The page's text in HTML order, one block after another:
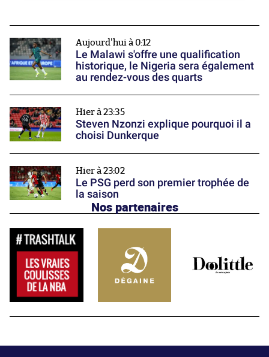
Aujourd'hui à 0:12
Le Malawi s'offre une qualification
historique, le Nigeria sera également
au rendez-vous des quarts
Hier à 23:35
Steven Nzonzi explique pourquoi il a
choisi Dunkerque
Hier à 23:02
Le PSG perd son premier trophée de
la saison
Nos partenaires